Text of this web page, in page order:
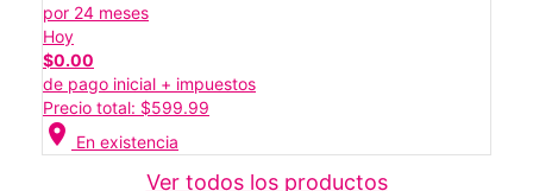
por 24 meses
Hoy
$0.00
de pago inicial + impuestos
Precio total: $599.99
location_on En existencia
Ver todos los productos